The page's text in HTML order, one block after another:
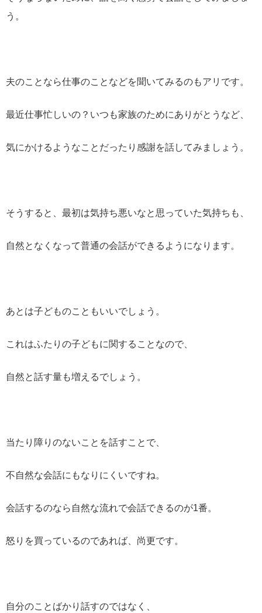
う。
夫のことなら仕事のことなどを聞いてみるのもアリです。
最近仕事忙しいの？いつも家族のためにありがとうなど、
気にかけるようなことだったり感謝を話してみましょう。
そうすると、最初は気持ち悪いなと思っていた気持ちも、
自然となくなって普通の会話ができるようになります。
あとは子どものこともいいでしょう。
これはふたりの子どもに関することなので、
自然と話す量も増えるでしょう。
当たり障りのないことを話すことで、
不自然な会話にもなりにくいですね。
会話するのなら自然な流れで会話できるのが1番。
怒りを買っているのであれば、尚更です。
自分のことばかり話すのではなく、